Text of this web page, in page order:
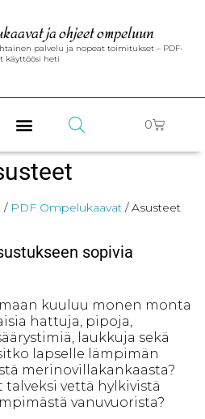
ja ohjeet ompeluun
palvelu ja nopeat toimitukset – PDF-
käyttöösi heti
0
/ PDF Ompelukaavat/ Asusteet
sopivia
kuuluu monen monta
hattuja, pipoja,
laukkuja sekä
lapselle lämpimän
merinovillakankaasta?
vettä hylkivistä
vanuvuorista?